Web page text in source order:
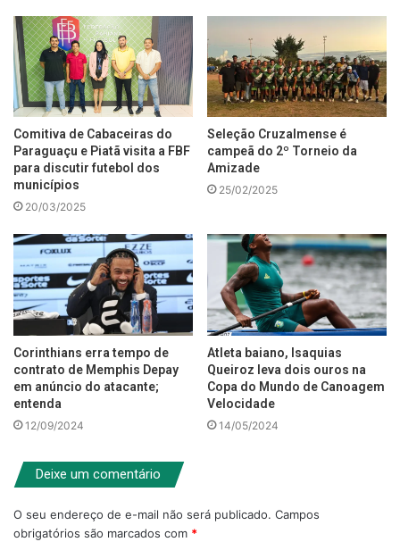
Comitiva de Cabaceiras do
Paraguaçu e Piatã visita a FBF
para discutir futebol dos
municípios
20/03/2025
Seleção Cruzalmense é
campeã do 2º Torneio da
Amizade
25/02/2025
Corinthians erra tempo de
contrato de Memphis Depay
em anúncio do atacante;
entenda
12/09/2024
Atleta baiano, Isaquias
Queiroz leva dois ouros na
Copa do Mundo de Canoagem
Velocidade
14/05/2024
Deixe um comentário
O seu endereço de e-mail não será publicado. Campos
obrigatórios são marcados com *